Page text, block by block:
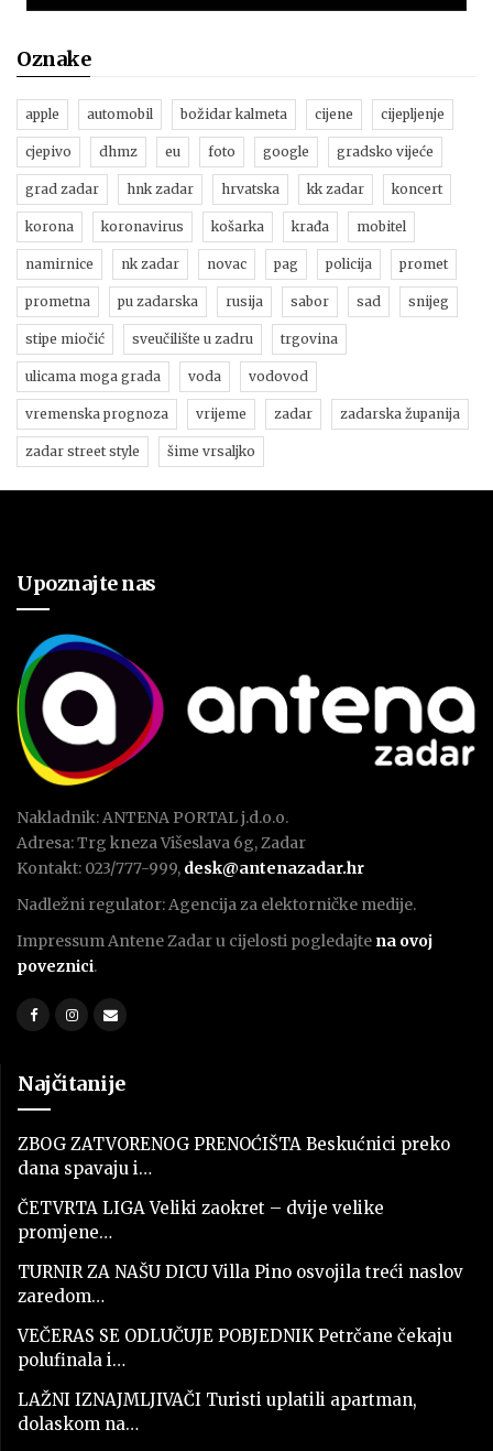
Oznake
apple automobil božidar kalmeta cijene cijepljenje
cjepivo dhmz eu foto google gradsko vijeće
grad zadar hnk zadar hrvatska kk zadar koncert
korona koronavirus košarka krađa mobitel
namirnice nk zadar novac pag policija promet
prometna pu zadarska rusija sabor sad snijeg
stipe miočić sveučilište u zadru trgovina
ulicama moga grada voda vodovod
vremenska prognoza vrijeme zadar zadarska županija
zadar street style šime vrsaljko
Upoznajte nas
Nakladnik: ANTENA PORTAL j.d.o.o.
Adresa: Trg kneza Višeslava 6g, Zadar
Kontakt: 023/777-999, desk@antenazadar.hr
Nadležni regulator: Agencija za elektorničke medije.
Impressum Antene Zadar u cijelosti pogledajte na ovoj
poveznici.
Najčitanije
ZBOG ZATVORENOG PRENOĆIŠTA Beskućnici preko
dana spavaju i…
ČETVRTA LIGA Veliki zaokret – dvije velike
promjene…
TURNIR ZA NAŠU DICU Villa Pino osvojila treći naslov
zaredom…
VEČERAS SE ODLUČUJE POBJEDNIK Petrčane čekaju
polufinala i…
LAŽNI IZNAJMLJIVAČI Turisti uplatili apartman,
dolaskom na…